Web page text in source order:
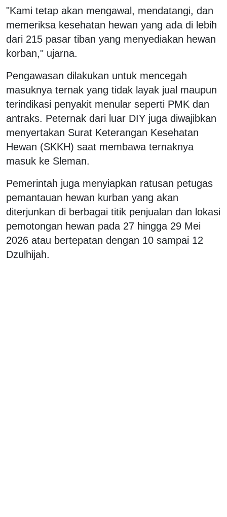
"Kami tetap akan mengawal, mendatangi, dan
memeriksa kesehatan hewan yang ada di lebih
dari 215 pasar tiban yang menyediakan hewan
korban," ujarna.
Pengawasan dilakukan untuk mencegah
masuknya ternak yang tidak layak jual maupun
terindikasi penyakit menular seperti PMK dan
antraks. Peternak dari luar DIY juga diwajibkan
menyertakan Surat Keterangan Kesehatan
Hewan (SKKH) saat membawa ternaknya
masuk ke Sleman.
Pemerintah juga menyiapkan ratusan petugas
pemantauan hewan kurban yang akan
diterjunkan di berbagai titik penjualan dan lokasi
pemotongan hewan pada 27 hingga 29 Mei
2026 atau bertepatan dengan 10 sampai 12
Dzulhijah.